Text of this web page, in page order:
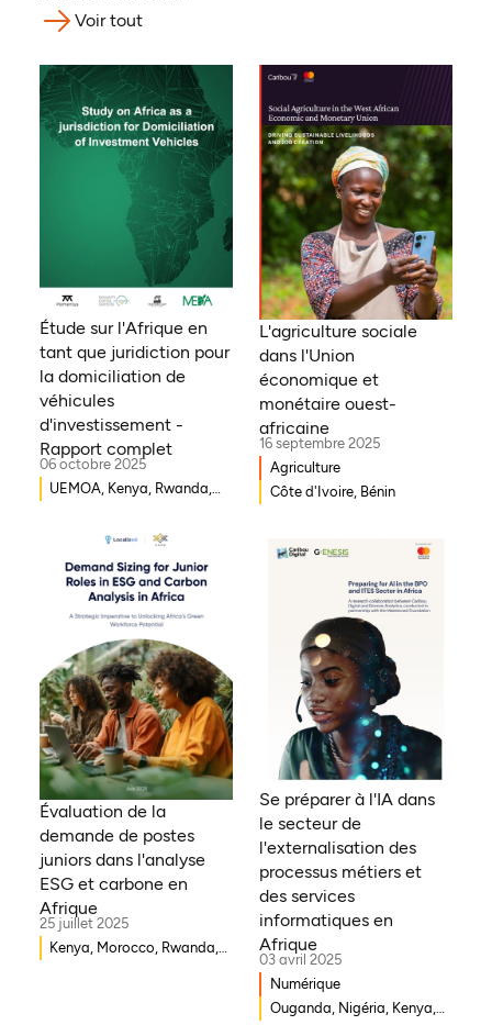
Voir tout
Étude sur l'Afrique en
tant que juridiction pour
la domiciliation de
véhicules
d'investissement -
Rapport complet
06 octobre 2025
UEMOA, Kenya, Rwanda,
Bissau, Djibouti,
Mozambique, Égypte,
Bénin, Ghana, Sénégal,
Zambie, Ouganda, Côte
d'Ivoire, Sierra Leone,
Erythrée, Gambie, Eswatini,
République démocratique
du Congo, Tanzanie,
Nigéria, Zimbabwe, Sud
Soudan, Afrique du Sud,
Cameroun, Éthiopie, Niger,
Morocco, Malawi, Tchad,
Syrie, Mali, Togo, Somalie
L'agriculture sociale
dans l'Union
économique et
monétaire ouest-
africaine
16 septembre 2025
Agriculture
Côte d'Ivoire, Bénin
Évaluation de la
demande de postes
juniors dans l'analyse
ESG et carbone en
Afrique
25 juillet 2025
Kenya, Morocco, Rwanda,
Se préparer à l'IA dans
le secteur de
l'externalisation des
processus métiers et
des services
informatiques en
Afrique
03 avril 2025
Numérique
Ouganda, Nigéria, Kenya,